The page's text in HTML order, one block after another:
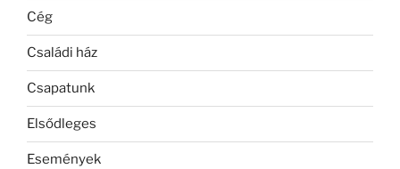
Cég
Családi ház
Csapatunk
Elsődleges
Események